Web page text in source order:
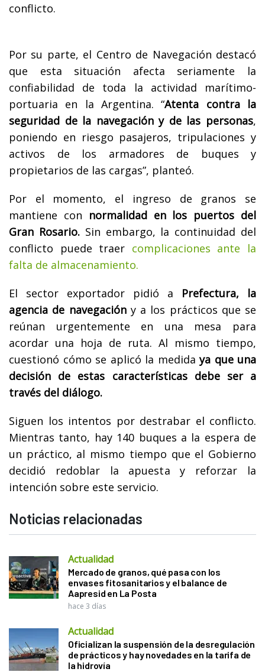
conflicto.
Por su parte, el Centro de Navegación destacó
que esta situación afecta seriamente la
confiabilidad de toda la actividad marítimo-
portuaria en la Argentina. “Atenta contra la
seguridad de la navegación y de las personas,
poniendo en riesgo pasajeros, tripulaciones y
activos de los armadores de buques y
propietarios de las cargas”, planteó.
Por el momento, el ingreso de granos se
mantiene con normalidad en los puertos del
Gran Rosario.Sin embargo, la continuidad del
conflicto puede traer complicaciones ante la
falta de almacenamiento.
El sector exportador pidió a Prefectura, la
agencia de navegacióny a los prácticos que se
reúnan urgentemente en una mesa para
acordar una hoja de ruta. Al mismo tiempo,
cuestionó cómo se aplicó la medida ya que una
decisión de estas características debe ser a
través del diálogo.
Siguen los intentos por destrabar el conflicto.
Mientras tanto, hay 140 buques a la espera de
un práctico, al mismo tiempo que el Gobierno
decidió redoblar la apuesta y reforzar la
intención sobre este servicio.
Noticias relacionadas
Actualidad
Mercado de granos, qué pasa con los
envases fitosanitarios y el balance de
Aapresid en La Posta
hace 3 días
Actualidad
Oficializan la suspensión de la desregulación
de prácticos y hay novedades en la tarifa de
la hidrovía